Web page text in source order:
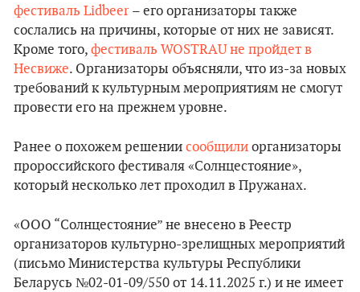
фестиваль Lidbeer – его организаторы также
сослались на причины, которые от них не зависят.
Кроме того, фестиваль WOSTRAU не пройдет в
Несвиже. Организаторы объясняли, что из-за новых
требований к культурным мероприятиям не смогут
провести его на прежнем уровне.
Ранее о похожем решении сообщили организаторы
пророссийского фестиваля «Солнцестояние»,
который несколько лет проходил в Пружанах.
«ООО “Солнцестояние” не внесено в Реестр
организаторов культурно-зрелищных мероприятий
(письмо Министерства культуры Республики
Беларусь №02-01-09/550 от 14.11.2025 г.) и не имеет